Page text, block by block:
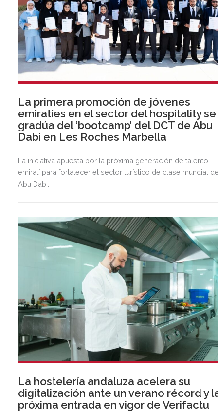
La primera promoción de jóvenes
emiratíes en el sector del hospitality se
gradúa del ‘bootcamp’ del DCT de Abu
Dabi en Les Roches Marbella
La iniciativa apuesta por la próxima generación de talento
emiratí para fortalecer el sector turístico de clase mundial
Abu Dabi.
La hostelería andaluza acelera su
digitalización ante un verano récord y
próxima entrada en vigor de Verifactu